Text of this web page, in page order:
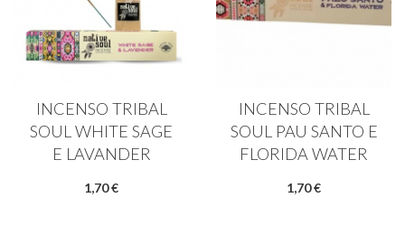
INCENSO TRIBAL
SOUL WHITE SAGE
E LAVANDER
1,70 €
INCENSO TRIBAL
SOUL PAU SANTO E
FLORIDA WATER
1,70 €